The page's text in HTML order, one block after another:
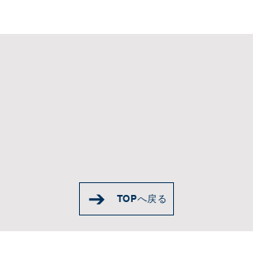
TOPへ戻る